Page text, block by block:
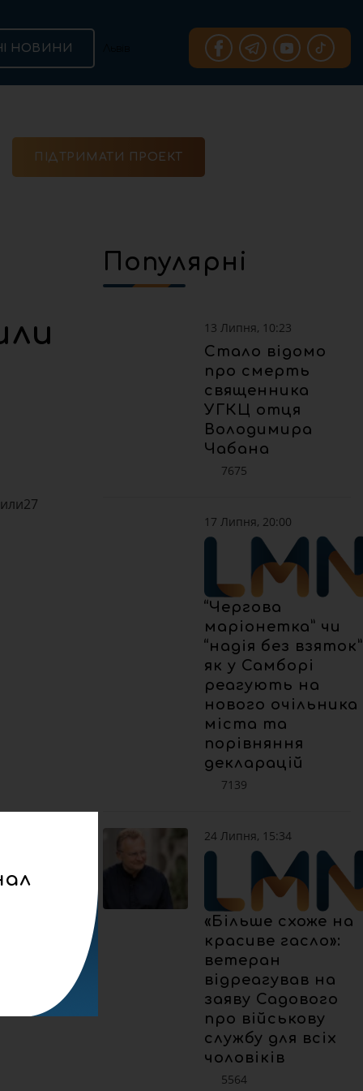
ПІДТРИМАТИ ПРОЕКТ
НОВИНИ
Популярні
13 Липня, 10:23
Стало відомо
про смерть
священника
УГКЦ отця
Володимира
Чабана
7675
17 Липня, 20:00
“Чергова
маріонетка” чи
“надія без
як у Самборі
реагують на
нового очільника
міста та
порівняння
декларацій
7139
24 Липня, 15:34
«Більше схоже на
красиве гасло»:
ветеран
відреагував на
заяву Садового
про військову
службу для всіх
чоловіків
5564